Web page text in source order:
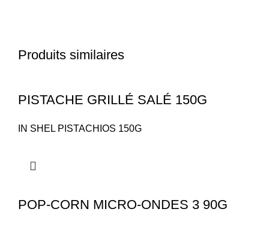
Produits similaires
PISTACHE GRILLÉ SALÉ 150G
IN SHEL PISTACHIOS 150G
POP-CORN MICRO-ONDES 3 90G